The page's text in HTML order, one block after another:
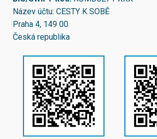
Název účtu: CESTY K SOBĚ
Praha 4, 149 00
Česká republika